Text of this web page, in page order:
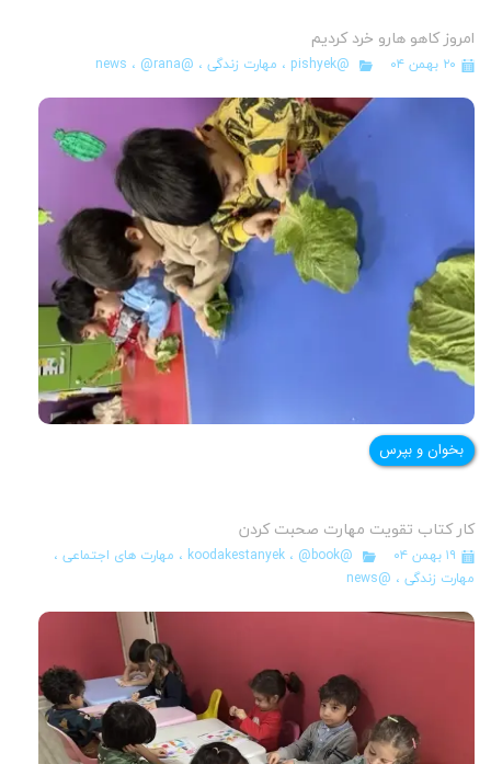
امروز کاهو هارو خرد کردیم
۲۰ بهمن ۰۴ @pishyek ، مهارت زندگی ، @news ، @rana
بخوان و بپرس
کار کتاب تقویت مهارت صحبت کردن
۱۹ بهمن ۰۴ @koodakestanyek ، @book ، مهارت های اجتماعی ،
مهارت زندگی ، @news